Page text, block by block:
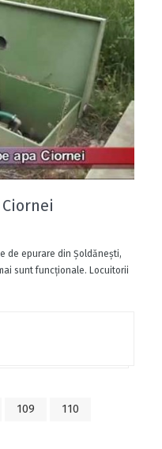
de epurare din Şoldăneşti,
sunt funcţionale. Locuitorii
109
110